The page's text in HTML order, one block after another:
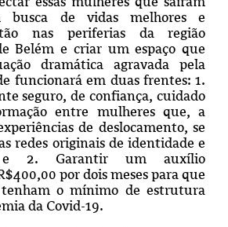
busca de vidas melhores e
nas periferias da região
Belém e criar um espaço que
dramática agravada pela
funcionará em duas frentes: 1.
seguro, de confiança, cuidado
entre mulheres que, a
de deslocamento, se
redes originais de identidade e
e 2. Garantir um auxílio
por dois meses para que
tenham o mínimo de estrutura
da Covid-19.